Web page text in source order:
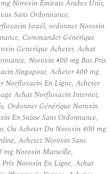
Noroxin Émirats Arabes Unis,
Sans Ordonnance,
Israël, ordonner Noroxin
Commander Générique
Generique Acheter, Achat
Noroxin 400 mg Bas Prix
Singapour, Acheter 400 mg
Norfloxacin En Ligne, Acheter
Achat Norfloxacin Internet,
Ordonner Générique Noroxin
En Suisse Sans Ordonnance,
Ou Acheter Du Noroxin 400 mg
Achetez Noroxin Sans
mg Noroxin Marseille,
Prix Noroxin En Ligne, Achat